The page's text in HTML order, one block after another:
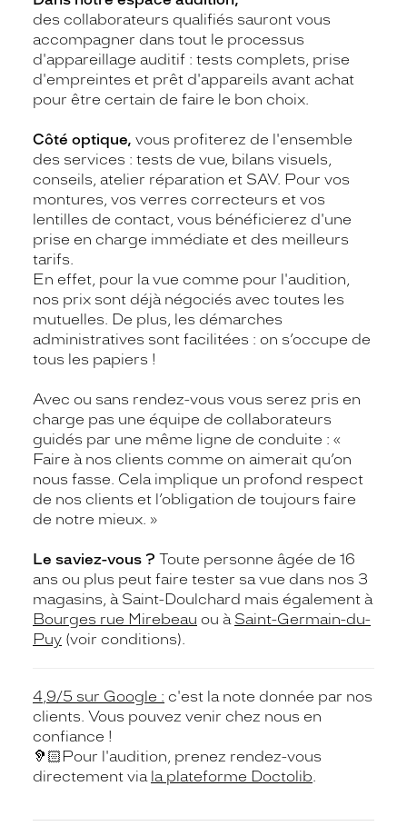
des collaborateurs qualifiés sauront vous
accompagner dans tout le processus
d'appareillage auditif : tests complets, prise
d'empreintes et prêt d'appareils avant achat
pour être certain de faire le bon choix.
Côté optique, vous profiterez de l'ensemble
des services : tests de vue, bilans visuels,
conseils, atelier réparation et SAV. Pour vos
montures, vos verres correcteurs et vos
lentilles de contact, vous bénéficierez d'une
prise en charge immédiate et des meilleurs
tarifs.
En effet, pour la vue comme pour l'audition,
nos prix sont déjà négociés avec toutes les
mutuelles. De plus, les démarches
administratives sont facilitées : on s’occupe de
tous les papiers !
Avec ou sans rendez-vous vous serez pris en
charge pas une équipe de collaborateurs
guidés par une même ligne de conduite : «
Faire à nos clients comme on aimerait qu’on
nous fasse. Cela implique un profond respect
de nos clients et l’obligation de toujours faire
de notre mieux. »
Le saviez-vous ? Toute personne âgée de 16
ans ou plus peut faire tester sa vue dans nos 3
magasins, à Saint-Doulchard mais également à
Bourges rue Mirebeau ou à Saint-Germain-du-
Puy (voir conditions).
4,9/5 sur Google : c'est la note donnée par nos
clients. Vous pouvez venir chez nous en
confiance !
🦻🏻Pour l'audition, prenez rendez-vous
directement via la plateforme Doctolib